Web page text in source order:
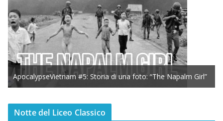
ApocalypseVietnam #5: Storia di una foto: “The Napalm Girl”
Notte del Liceo Classico